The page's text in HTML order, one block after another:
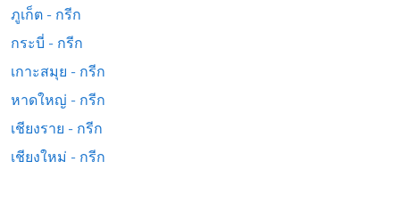
ภูเก็ต - กรีก
กระบี่ - กรีก
เกาะสมุย - กรีก
หาดใหญ่ - กรีก
เชียงราย - กรีก
เชียงใหม่ - กรีก